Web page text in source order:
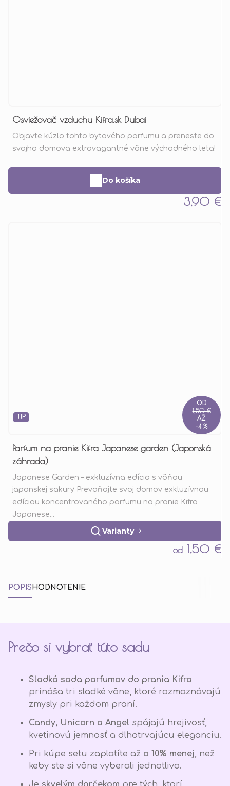
Osviežovač vzduchu Kifra.sk Dubai
3,90 €
Do košíka
Objavte kúzlo tohto bytového parfumu a preneste do
svojho domova extravagantné vône východného leta!
TIP
OD
1,50 €
AŽ
–4 %
Parfum na pranie Kifra Japanese garden (Japonská
záhrada)
od 1,50 €
Varianty
Japanese Garden – exkluzívna edícia s vôňou
japonskej sakury Prevoňajte svoj domov exkluzívnou
edíciou koncentrovaného parfumu na pranie Kifra
Japanese...
POPIS HODNOTENIE
Prečo si vybrať túto sadu
Sladká sada parfumov do prania Kifra
prináša tri sladké vône, ktoré rozmaznávajú
zmysly pri každom praní.
Candy, Unicorn a Angel spájajú hrejivosť,
kvetinovú jemnosť a dlhotrvajúcu eleganciu.
Pri kúpe setu zaplatíte až o 10% menej , než
keby ste si vône vyberali jednotlivo.